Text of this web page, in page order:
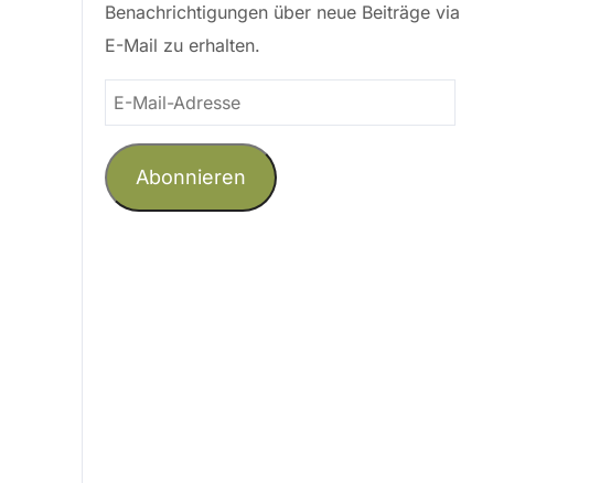
Benachrichtigungen über neue Beiträge via
E-Mail zu erhalten.
E-
Mail-
Adresse
Abonnieren